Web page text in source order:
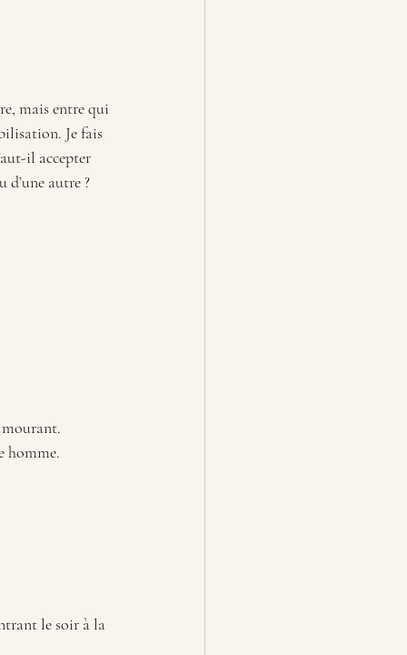
mais entre qui
Je fais
il accepter
autre ?
mourant.
homme.
le soir à la